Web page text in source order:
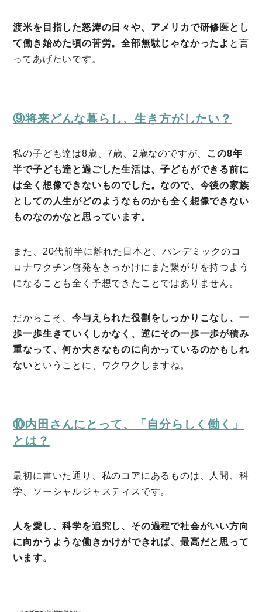
渡米を目指した怒涛の日々や、アメリカで研修医とし
て働き始めた頃の苦労。全部無駄じゃなかったよ と言
ってあげたいです。
⑨将来どんな暮らし、生き方がしたい？
私の子ども達は8歳、7歳、2歳なのですが、
この8年
半で子ども達と過ごした生活は、子どもができる前に
は全く想像できないものでした。なので、今後の家族
としての人生がどのようなものかも全く想像できない
ものなのかなと思っています。
また、20代前半に離れた日本と、パンデミックのコ
ロナワクチン啓発をきっかけにまた繋がりを持つよう
になることも全く予想できたことではありません。
だからこそ、今与えられた役割をしっかりこなし、一
歩一歩生きていくしかなく、逆にその一歩一歩が積み
重なって、何か大きなものに向かっているのかもしれ
ないということに、ワクワクしますね。
⑩内田さんにとって、「自分らしく働く」
とは？
最初に書いた通り、私のコアにあるものは、人間、科
学、ソーシャルジャスティスです。
人を愛し、科学を追究し、その過程で社会がいい方向
に向かうような働きかけができれば、最高だと思って
います。